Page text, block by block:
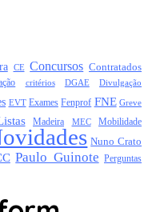
CE Concursos Contratados
critérios DGAE Divulgação
EVT Exames Fenprof FNE Greve
Madeira MEC Mobilidade
Nuno Crato
Paulo Guinote Perguntas